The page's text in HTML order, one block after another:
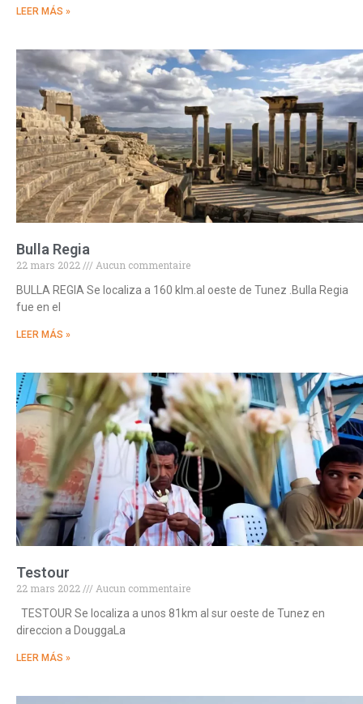
LEER MÁS »
Bulla Regia
22 mars 2022
Aucun commentaire
BULLA REGIA Se localiza a 160 klm.al oeste de Tunez .Bulla Regia
fue en el
LEER MÁS »
Testour
22 mars 2022
Aucun commentaire
TESTOUR Se localiza a unos 81km al sur oeste de Tunez en
direccion a DouggaLa
LEER MÁS »